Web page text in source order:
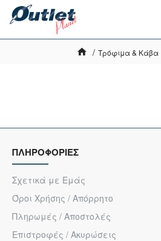
Τρόφιμα & Κάβα
ΠΛΗΡΟΦΟΡΙΕΣ
Σχετικά με Εμάς
Όροι Χρήσης / Απόρρητο
Πληρωμές / Αποστολές
Επιστροφές / Ακυρώσεις